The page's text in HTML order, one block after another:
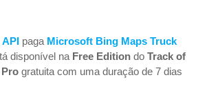
API paga Microsoft Bing Maps Truck
disponível na Free Edition doTrack of
gratuita com uma duração de 7 dias